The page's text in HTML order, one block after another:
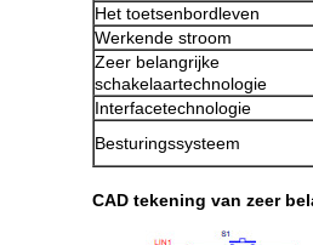
Het toetsenbordleven
Werkende stroom
Zeer belangrijke
schakelaartechnologie
Interfacetechnologie
Besturingssysteem
CAD tekening van zeer